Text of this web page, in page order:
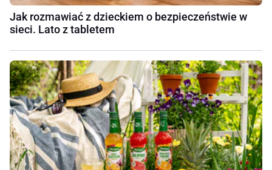
Jak rozmawiać z dzieckiem o bezpieczeństwie w
sieci. Lato z tabletem